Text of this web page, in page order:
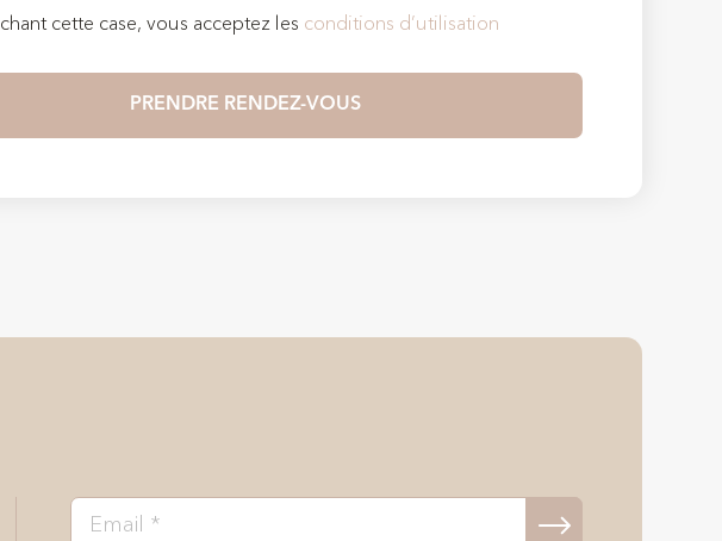
cette case, vous acceptez les conditions d’utilisation